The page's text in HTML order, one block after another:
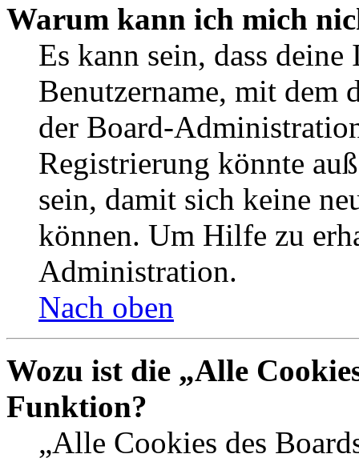
Warum kann ich mich
Es kann sein, dass
Benutzername, mit dem
der Board-
Registrierung könnte
sein, damit sich keine
können. Um Hilfe zu
Administration.
Nach oben
Wozu ist die „Alle
Funktion?
„Alle Cookies des